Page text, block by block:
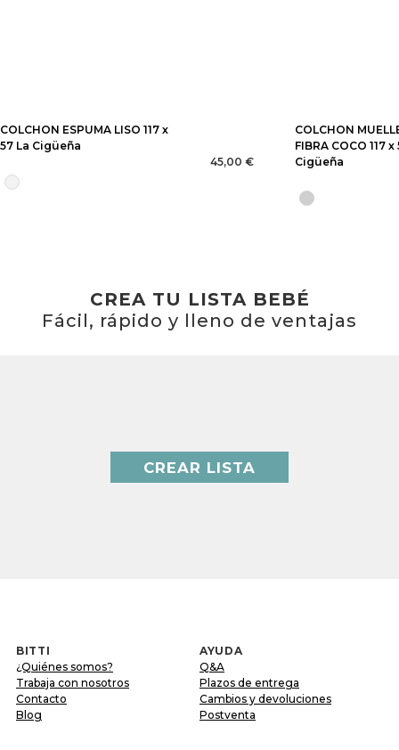
COLCHON ESPUMA LISO 117 x
57 La Cigüeña
45,00 €
COLCHON
FIBRA COCO 117 x
Cigüeña
CREA TU LISTA BEBÉ
Fácil, rápido y lleno de ventajas
CREAR LISTA
BITTI
¿Quiénes somos?
Trabaja con nosotros
Contacto
Blog
AYUDA
Q&A
Plazos de entrega
Cambios y devoluciones
Postventa